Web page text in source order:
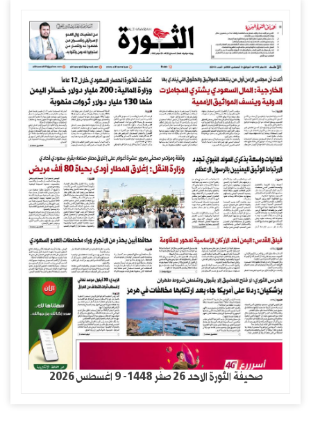
صحيفة الثورة الاحد 26 صفر 1448- 9 اغسطس 2026